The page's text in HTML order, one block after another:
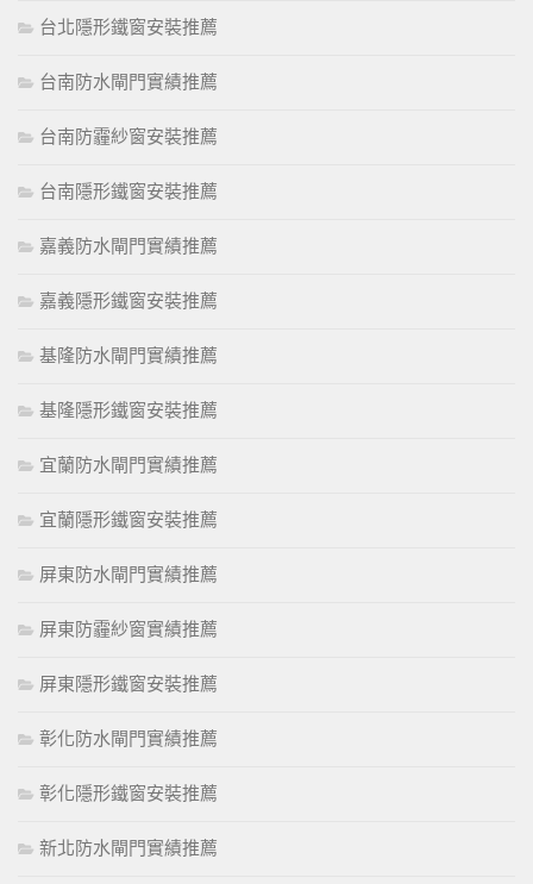
台北隱形鐵窗安裝推薦
台南防水閘門實績推薦
台南防霾紗窗安裝推薦
台南隱形鐵窗安裝推薦
嘉義防水閘門實績推薦
嘉義隱形鐵窗安裝推薦
基隆防水閘門實績推薦
基隆隱形鐵窗安裝推薦
宜蘭防水閘門實績推薦
宜蘭隱形鐵窗安裝推薦
屏東防水閘門實績推薦
屏東防霾紗窗實績推薦
屏東隱形鐵窗安裝推薦
彰化防水閘門實績推薦
彰化隱形鐵窗安裝推薦
新北防水閘門實績推薦